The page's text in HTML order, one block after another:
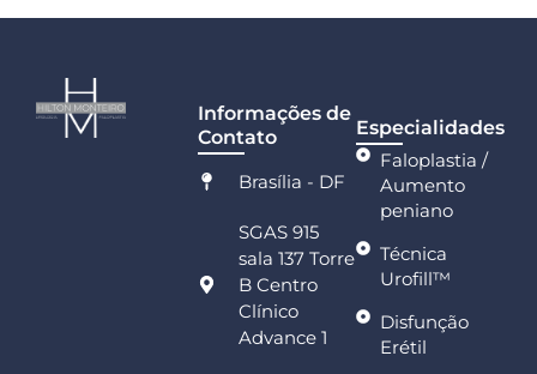
Informações de
Contato
Brasília - DF
SGAS 915
sala 137 Torre
B Centro
Clínico
Advance 1
Especialidades
Faloplastia /
Aumento
peniano
Técnica
Urofill™
Disfunção
Erétil